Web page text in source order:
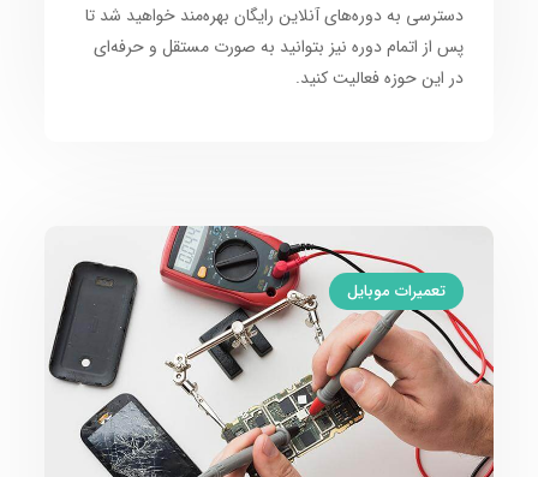
دسترسی به دوره‌های آنلاین رایگان بهره‌مند خواهید شد تا
پس از اتمام دوره نیز بتوانید به صورت مستقل و حرفه‌ای
در این حوزه فعالیت کنید.
تعمیرات موبایل